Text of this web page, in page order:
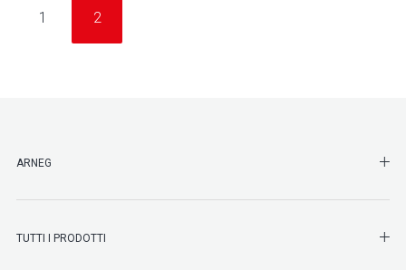
1 2
ARNEG
TUTTI I PRODOTTI